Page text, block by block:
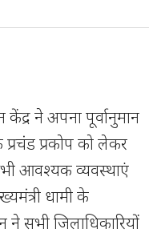
ने अपना पूर्वानुमान
प्रकोप को लेकर
आवश्यक व्यवस्थाएं
धामी के
ने सभी जिलाधिकारियों